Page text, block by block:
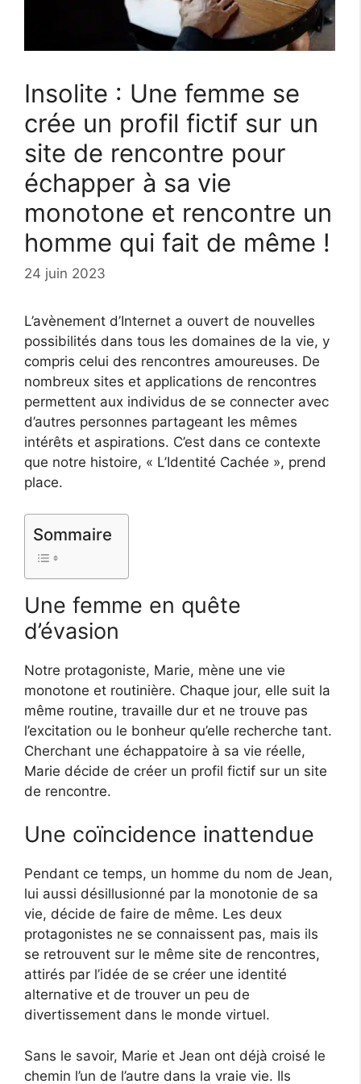
Insolite : Une femme se
crée un profil fictif sur un
site de rencontre pour
échapper à sa vie
monotone et rencontre un
homme qui fait de même !
24 juin 2023
L’avènement d’Internet a ouvert de nouvelles
possibilités dans tous les domaines de la vie, y
compris celui des rencontres amoureuses. De
nombreux sites et applications de rencontres
permettent aux individus de se connecter avec
d’autres personnes partageant les mêmes
intérêts et aspirations. C’est dans ce contexte
que notre histoire, « L’Identité Cachée », prend
place.
Sommaire
Une femme en quête
d’évasion
Notre protagoniste, Marie, mène une vie
monotone et routinière. Chaque jour, elle suit la
même routine, travaille dur et ne trouve pas
l’excitation ou le bonheur qu’elle recherche tant.
Cherchant une échappatoire à sa vie réelle,
Marie décide de créer un profil fictif sur un site
de rencontre.
Une coïncidence inattendue
Pendant ce temps, un homme du nom de Jean,
lui aussi désillusionné par la monotonie de sa
vie, décide de faire de même. Les deux
protagonistes ne se connaissent pas, mais ils
se retrouvent sur le même site de rencontres,
attirés par l’idée de se créer une identité
alternative et de trouver un peu de
divertissement dans le monde virtuel.
Sans le savoir, Marie et Jean ont déjà croisé le
chemin l’un de l’autre dans la vraie vie. Ils